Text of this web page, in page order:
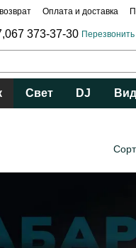
Оплата и доставка
067 373-37-30
Свет DJ